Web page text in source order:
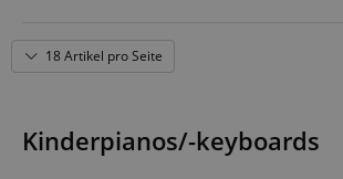
18 Artikel pro Seite
Kinderpianos/-keyboards